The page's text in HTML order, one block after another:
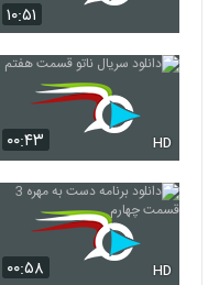
۱۰:۵۱
۰۰:۴۳ HD
۰۰:۵۸ HD